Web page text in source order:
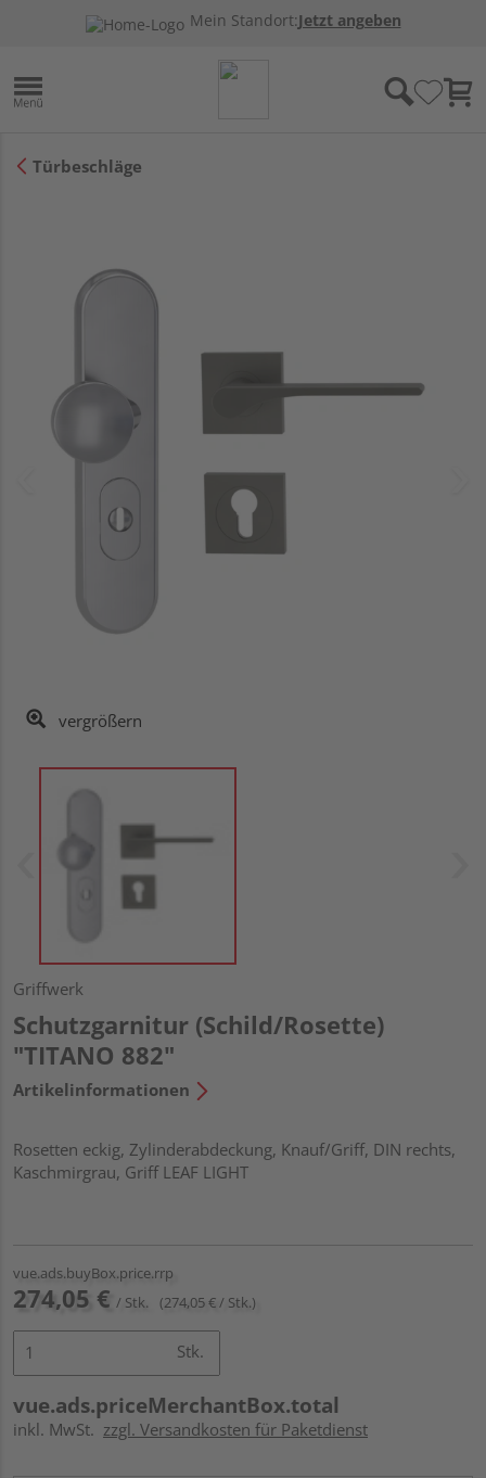
Mein Standort:Jetzt angeben
Türbeschläge
vergrößern
Griffwerk
Schutzgarnitur (Schild/Rosette)
"TITANO 882"
Artikelinformationen
Rosetten eckig, Zylinderabdeckung, Knauf/Griff, DIN rechts,
Kaschmirgrau, Griff LEAF LIGHT
vue.ads.buyBox.price.rrp
274,05 € / Stk. (274,05 € / Stk.)
Stk.
vue.ads.priceMerchantBox.total
inkl. MwSt. zzgl. Versandkosten für Paketdienst